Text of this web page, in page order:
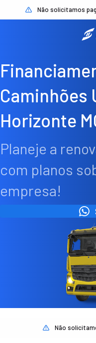
Não solicitamos
Caminhões
Horizonte
Planeje a
com planos
empresa!
Não